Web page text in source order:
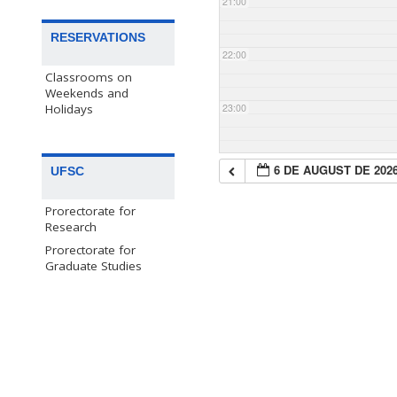
RESERVATIONS
Classrooms on
Weekends and
Holidays
UFSC
Prorectorate for
Research
Prorectorate for
Graduate Studies
22:00
23:00
6 DE AUGUST DE